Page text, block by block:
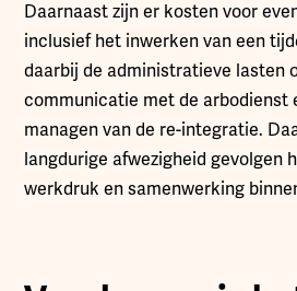
Daarnaast zijn er kosten voor
inclusief het inwerken van een
daarbij de administratieve lasten
communicatie met de arbodienst
managen van de re-integratie.
langdurige afwezigheid gevolgen
werkdruk en samenwerking